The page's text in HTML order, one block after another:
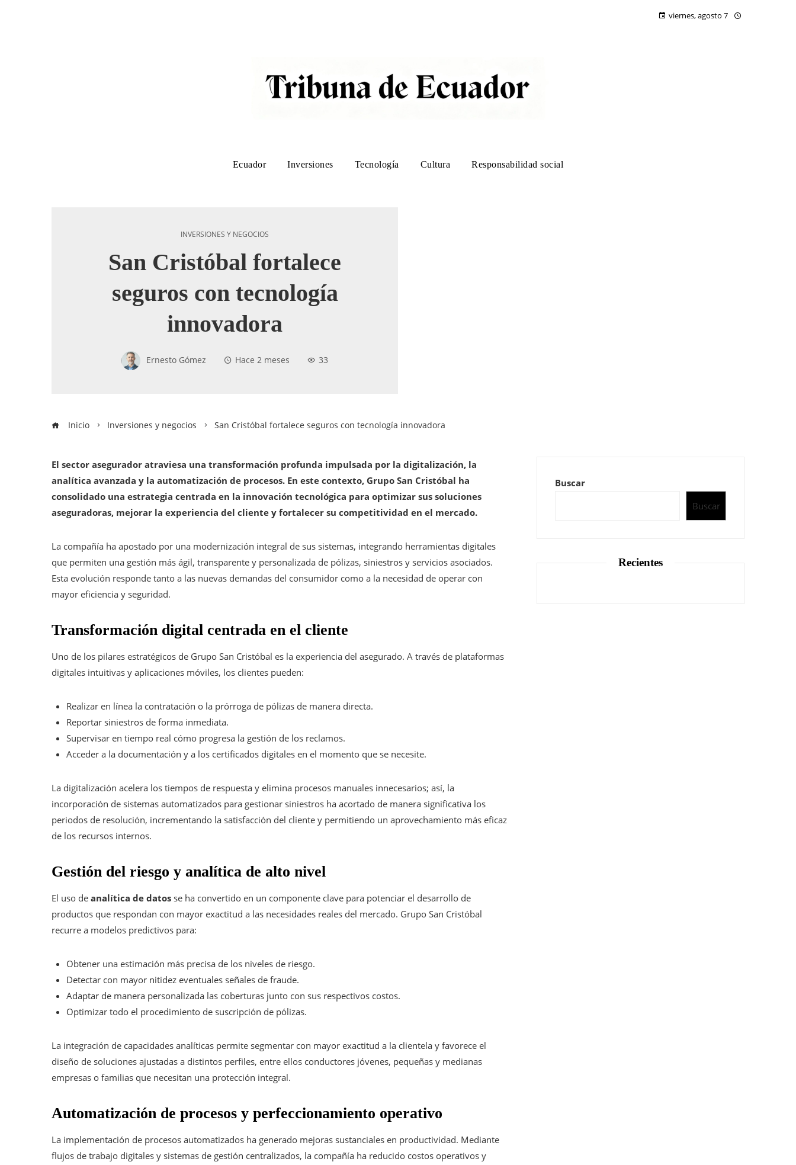
viernes, agosto 7
Ecuador Inversiones Tecnología Cultura Responsabilidad social
INVERSIONES Y NEGOCIOS
San Cristóbal fortalece
seguros con tecnología
innovadora
Ernesto Gómez Hace 2 meses 33
Inicio Inversiones y negocios San Cristóbal fortalece seguros con tecnología innovadora
El sector asegurador atraviesa una transformación profunda impulsada por la digitalización, la
analítica avanzada y la automatización de procesos. En este contexto, Grupo San Cristóbal ha
consolidado una estrategia centrada en la innovación tecnológica para optimizar sus soluciones
aseguradoras, mejorar la experiencia del cliente y fortalecer su competitividad en el mercado.
La compañía ha apostado por una modernización integral de sus sistemas, integrando herramientas digitales
que permiten una gestión más ágil, transparente y personalizada de pólizas, siniestros y servicios asociados.
Esta evolución responde tanto a las nuevas demandas del consumidor como a la necesidad de operar con
mayor eficiencia y seguridad.
Transformación digital centrada en el cliente
Uno de los pilares estratégicos de Grupo San Cristóbal es la experiencia del asegurado. A través de plataformas
digitales intuitivas y aplicaciones móviles, los clientes pueden:
Realizar en línea la contratación o la prórroga de pólizas de manera directa.
Reportar siniestros de forma inmediata.
Supervisar en tiempo real cómo progresa la gestión de los reclamos.
Acceder a la documentación y a los certificados digitales en el momento que se necesite.
La digitalización acelera los tiempos de respuesta y elimina procesos manuales innecesarios; así, la
incorporación de sistemas automatizados para gestionar siniestros ha acortado de manera significativa los
periodos de resolución, incrementando la satisfacción del cliente y permitiendo un aprovechamiento más eficaz
de los recursos internos.
Gestión del riesgo y analítica de alto nivel
El uso de analítica de datos se ha convertido en un componente clave para potenciar el desarrollo de
productos que respondan con mayor exactitud a las necesidades reales del mercado. Grupo San Cristóbal
recurre a modelos predictivos para:
Obtener una estimación más precisa de los niveles de riesgo.
Detectar con mayor nitidez eventuales señales de fraude.
Adaptar de manera personalizada las coberturas junto con sus respectivos costos.
Optimizar todo el procedimiento de suscripción de pólizas.
La integración de capacidades analíticas permite segmentar con mayor exactitud a la clientela y favorece el
diseño de soluciones ajustadas a distintos perfiles, entre ellos conductores jóvenes, pequeñas y medianas
empresas o familias que necesitan una protección integral.
Automatización de procesos y perfeccionamiento operativo
La implementación de procesos automatizados ha generado mejoras sustanciales en productividad. Mediante
flujos de trabajo digitales y sistemas de gestión centralizados, la compañía ha reducido costos operativos y
Buscar
Buscar
Recientes